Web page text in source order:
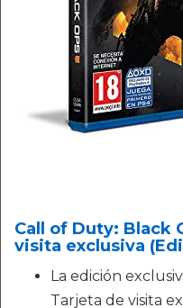
Call of Duty: Black
visita exclusiva
La edición
Tarjeta de visita